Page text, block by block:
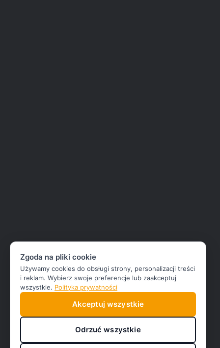
Zgoda na pliki cookie
Używamy cookies do obsługi strony, personalizacji treści
i reklam. Wybierz swoje preferencje lub zaakceptuj
wszystkie. Polityka prywatności
Akceptuj wszystkie
Odrzuć wszystkie